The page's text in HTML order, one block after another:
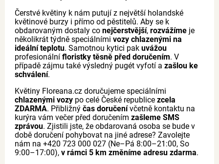
Čerstvé květiny k nám putují z největší holandské
květinové burzy i přímo od pěstitelů. Aby se k
obdarovaným dostaly co nejčerstvější, rozvážíme je
několikrát týdně speciálními vozy chlazenými na
ideální teplotu. Samotnou kytici pak uvážou
profesionální floristky těsně před doručením. V
případě zájmu také výsledný pugét vyfotí a zašlou ke
schválení.
Květiny Floreana.cz doručujeme speciálními
chlazenými vozy po celé České republice zcela
ZDARMA. Přibližný čas doručenívčetně kontaktu na
kurýra vám večer před doručením zašleme SMS
zprávou. Zjistili jste, že obdarovaná osoba se bude v
době doručení pohybovat na jiné adrese? Zavolejte
nám na +420 723 000 027 (Ne–Pá 8:00–21:00, So
9:00–17:00), v rámci 5 km změníme adresu zdarma.